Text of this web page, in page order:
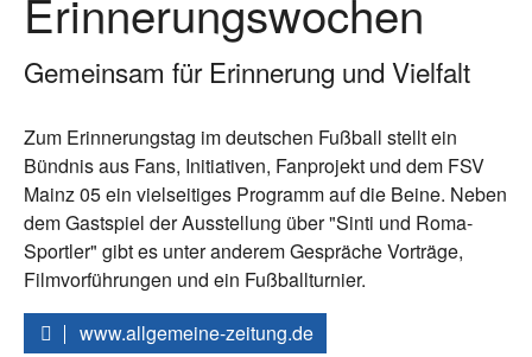
Erinnerungswochen
Gemeinsam für Erinnerung und Vielfalt
Zum Erinnerungstag im deutschen Fußball stellt ein
Bündnis aus Fans, Initiativen, Fanprojekt und dem FSV
Mainz 05 ein vielseitiges Programm auf die Beine. Neben
dem Gastspiel der Ausstellung über "Sinti und Roma-
Sportler" gibt es unter anderem Gespräche Vorträge,
Filmvorführungen und ein Fußballturnier.
www.allgemeine-zeitung.de